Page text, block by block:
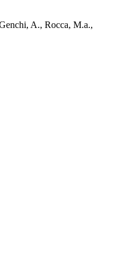
A., Rocca, M.a.,